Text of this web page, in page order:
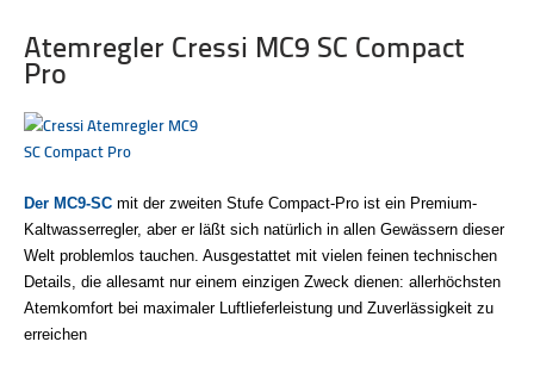
Atemregler Cressi MC9 SC Compact
Pro
Der MC9-SCmit der zweiten Stufe Compact-Pro ist ein Premium-
Kaltwasserregler, aber er läßt sich natürlich in allen Gewässern dieser
Welt problemlos tauchen. Ausgestattet mit vielen feinen technischen
Details, die allesamt nur einem einzigen Zweck dienen: allerhöchsten
Atemkomfort bei maximaler Luftlieferleistung und Zuverlässigkeit zu
erreichen